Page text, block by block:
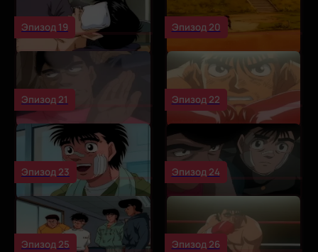
Эпизод 19 Эпизод 20
Эпизод 21 Эпизод 22
Эпизод 23 Эпизод 24
Эпизод 25 Эпизод 26